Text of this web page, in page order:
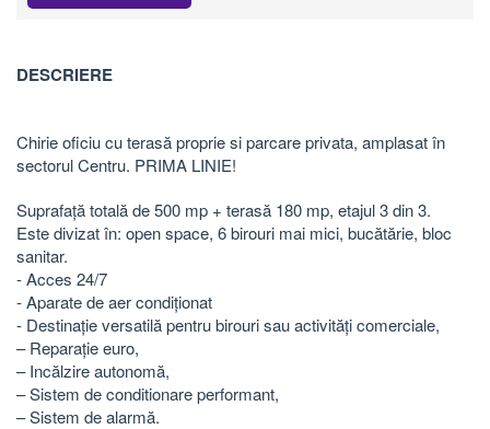
DESCRIERE
Chirie oficiu cu terasă proprie si parcare privata, amplasat în
sectorul Centru. PRIMA LINIE!
Suprafață totală de 500 mp + terasă 180 mp, etajul 3 din 3.
Este divizat în: open space, 6 birouri mai mici, bucătărie, bloc
sanitar.
- Acces 24/7
- Aparate de aer condiționat
- Destinație versatilă pentru birouri sau activități comerciale,
– Reparație euro,
– Incălzire autonomă,
– Sistem de conditionare performant,
– Sistem de alarmă.